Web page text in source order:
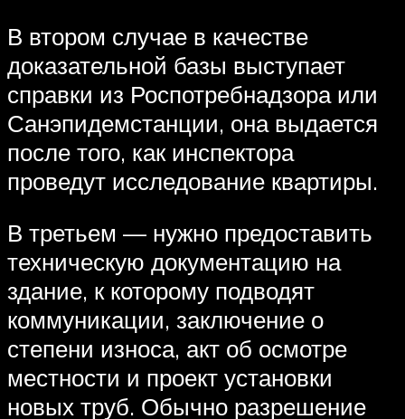
В втором случае в качестве
доказательной базы выступает
справки из Роспотребнадзора или
Санэпидемстанции, она выдается
после того, как инспектора
проведут исследование квартиры.
В третьем — нужно предоставить
техническую документацию на
здание, к которому подводят
коммуникации, заключение о
степени износа, акт об осмотре
местности и проект установки
новых труб. Обычно разрешение